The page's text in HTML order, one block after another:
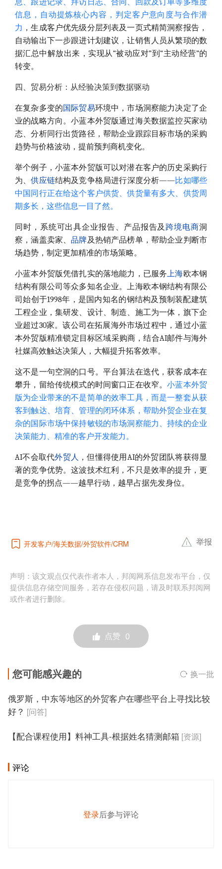
息、跟进记录、拜访日志、合同、回款及订单等多维度
信息，自动提炼核心内容，判定客户意向度与合作潜
力 ，生成客户优先级分层列表及一页式精简洞察报告，
自动输出下一步跟进计划建议，让销售人员从繁琐的数
据汇总中解放出来，实现从“被动应对”到“主动经营”的
转变。
四、贸易分析：从经验决策到数据驱动
在复杂多变的国际贸易环境中，市场洞察能力决定了企
业的战略方向。小蓝本外贸版通过海关数据监控买家动
态、分析同行出货路径，帮助企业跟踪目标市场的采购
趋势与价格波动，提前预判商机变化。
举个例子，小蓝本外贸版可以对潜在客户的历史采购行
为、供应链结构及竞争格局进行深度分析——比如哪些
中国同行正在给这个客户供货、供货量有多大、供货周
期多长，这些信息一目了然。
同时，系统可出具企业报告、产品报告及 跨境电商洞
察，涵盖卖家、品牌及热销产品榜单，帮助企业判断市
场趋势，制定更加精准的市场策略。
小蓝本外贸版凭借扎实的落地能力，已服务上海欧本钢
结构有限公司等众多知名企业。上海欧本钢结构有限公
司始创于1998年，是国内知名的钢结构及预制装配建筑
工程企业，集研发、设计、制造、施工为一体，旗下企
业超过30家。该公司在拓展海外市场过程中，通过小蓝
本外贸版精准锁定目标区域采购商，结合AI邮件与海外
社媒高效触达决策人，大幅提升拓客效率。
这不是一句空洞的口号。平台算法在迭代，获客成本在
攀升，留给传统模式的时间窗口正在收窄。小蓝本外贸
版为企业带来的不是简单的效率工具，而是一整套从获
客到触达、培育、管理的闭环体系，帮助外贸企业在复
杂的国际市场中保持敏锐的市场洞察能力、持续的企业
决策能力、精准的客户开发能力。
AI不会取代外贸人 ，但懂得使用AI的外贸团队将获得显
著的竞争优势。这波技术红利，不只是效率的提升，更
是竞争的拐点——越早行动，越早占据先发身位。
开发客户 海关数据 外贸软件 CRM 举报
声明：该文观点仅代表作者本人，邦阅网系信息发布平台，仅
提供信息存储空间服务，若存在侵权问题，请及时联系邦阅网
或作者进行删除。
点赞 0
您可能感兴趣的 换一批
俄罗斯，中东等地区的外贸客户在哪些平台上寻找比较
好？ [问答]
【配合课程使用】料神工具-根据姓名猜测邮箱 [资源]
评论
登录后参与评论